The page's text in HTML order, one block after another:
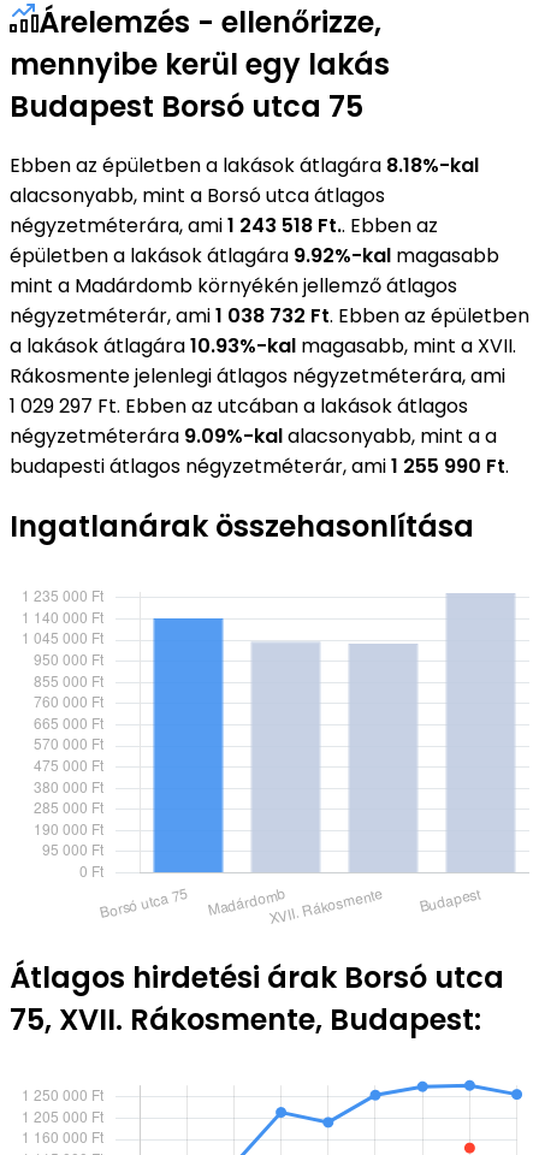
Árelemzés - ellenőrizze,
mennyibe kerül egy lakás
Budapest Borsó utca 75
Ebben az épületben a lakások átlagára 8.18%-kal
alacsonyabb, mint a Borsó utca átlagos
négyzetméterára, ami1 243 518 Ft.. Ebben az
épületben a lakások átlagára 9.92%-kal magasabb
mint a Madárdomb környékén jellemző átlagos
négyzetméterár, ami1 038 732 Ft. Ebben az épületben
a lakások átlagára10.93%-kal magasabb, mint a XVII.
Rákosmente jelenlegi átlagos négyzetméterára, ami
1 029 297 Ft. Ebben az utcában a lakások átlagos
négyzetméterára 9.09%-kalalacsonyabb, mint a a
budapesti átlagos négyzetméterár, ami1 255 990 Ft.
Ingatlanárak összehasonlítása
Átlagos hirdetési árak Borsó utca
75, XVII. Rákosmente, Budapest: